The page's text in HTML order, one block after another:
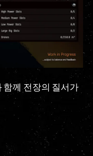
함께 전장의 질서가